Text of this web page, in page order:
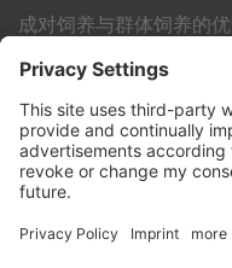
成对饲养与群体饲养的
利用标准化作业流程
其它
联系方式
PartnerPortal